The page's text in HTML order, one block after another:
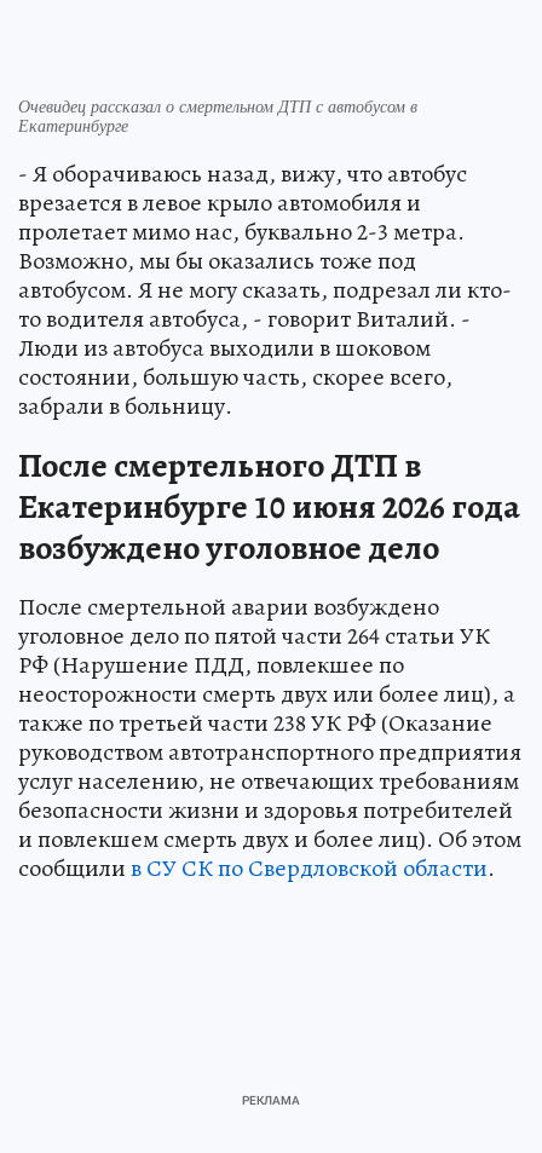
Очевидец рассказал о смертельном ДТП с автобусом в
Екатеринбурге
- Я оборачиваюсь назад, вижу, что автобус
врезается в левое крыло автомобиля и
пролетает мимо нас, буквально 2-3 метра.
Возможно, мы бы оказались тоже под
автобусом. Я не могу сказать, подрезал ли кто-
то водителя автобуса, - говорит Виталий. -
Люди из автобуса выходили в шоковом
состоянии, большую часть, скорее всего,
забрали в больницу.
После смертельного ДТП в
Екатеринбурге 10 июня 2026 года
возбуждено уголовное дело
После смертельной аварии возбуждено
уголовное дело по пятой части 264 статьи УК
РФ (Нарушение ПДД, повлекшее по
неосторожности смерть двух или более лиц), а
также по третьей части 238 УК РФ (Оказание
руководством автотранспортного предприятия
услуг населению, не отвечающих требованиям
безопасности жизни и здоровья потребителей
и повлекшем смерть двух и более лиц). Об этом
сообщилив СУ СК по Свердловской области.